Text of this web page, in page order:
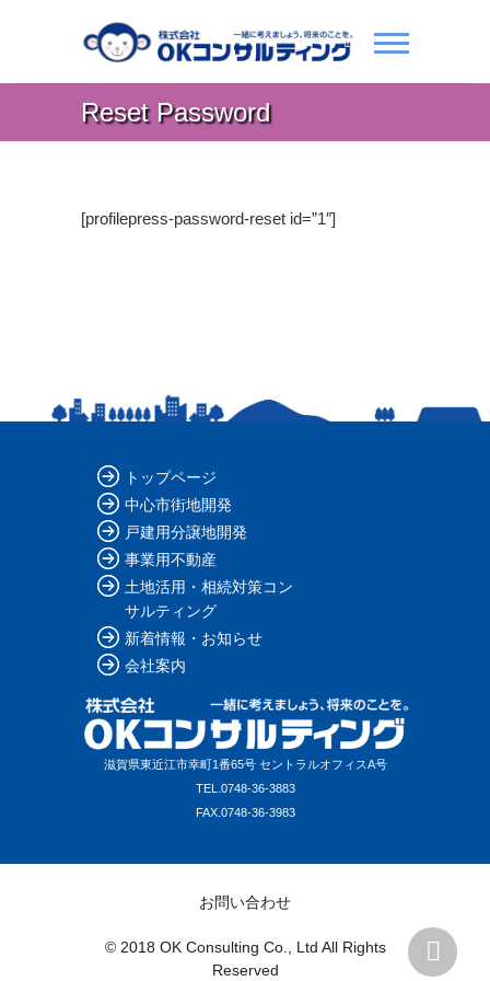
Reset Password
[profilepress-password-reset id=”1″]
トップページ
中心市街地開発
戸建用分譲地開発
事業用不動産
土地活用・相続対策コン
サルティング
新着情報・お知らせ
会社案内
滋賀県東近江市幸町1番65号 セントラルオフィスA号
TEL. 0748-36-3883
FAX. 0748-36-3983
お問い合わせ
© 2018 OK Consulting Co., Ltd All Rights
Reserved